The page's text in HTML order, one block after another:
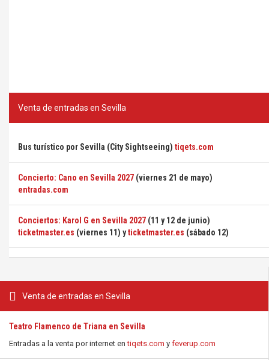
Venta de entradas en Sevilla
Teatro Flamenco de Triana en Sevilla
Entradas a la venta por internet entiqets.com y feverup.com
Venta de entradas en Sevilla
Bus turístico por Sevilla (City Sightseeing) tiqets.com
Concierto: Cano en Sevilla 2027 (viernes 21 de mayo)
entradas.com
Conciertos: Karol G en Sevilla 2027 (11 y 12 de junio)
ticketmaster.es (viernes 11) yticketmaster.es (sábado 12)